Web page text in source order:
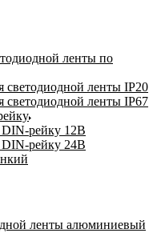
ленты по
светодиодной ленты IP20
светодиодной ленты IP67
рейку 12В
рейку 24В
ленты алюминиевый